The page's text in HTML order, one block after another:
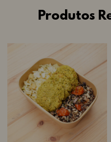
Produtos